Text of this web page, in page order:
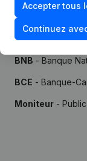
Sources
BNB - Banque
BCE - Banque-
Moniteur -
Accepter tous
Continuez